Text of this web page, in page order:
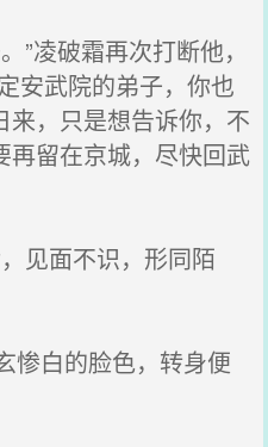
”凌破霜再次打断他，
安武院的弟子，你也
来，只是想告诉你，不
再留在京城，尽快回武
见面不识，形同陌
白的脸色，转身便